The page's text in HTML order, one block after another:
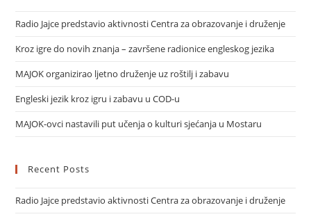
Radio Jajce predstavio aktivnosti Centra za obrazovanje i druženje
Kroz igre do novih znanja – završene radionice engleskog jezika
MAJOK organizirao ljetno druženje uz roštilj i zabavu
Engleski jezik kroz igru i zabavu u COD-u
MAJOK-ovci nastavili put učenja o kulturi sjećanja u Mostaru
Recent Posts
Radio Jajce predstavio aktivnosti Centra za obrazovanje i druženje